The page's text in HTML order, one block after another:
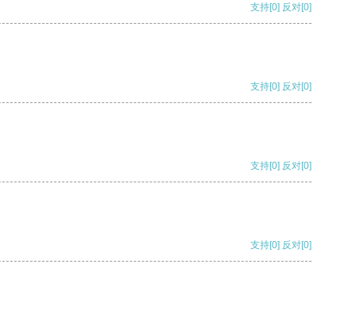
支持[0] 反对[0]
支持[0] 反对[0]
支持[0] 反对[0]
支持[0] 反对[0]